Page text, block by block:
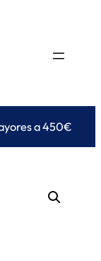
a 450€